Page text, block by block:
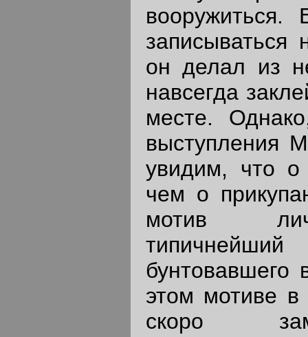
записываться
он делал из
навсегда
месте.
выступления
увидим, что
чем о
мотив
бунтовавшего
этом мотиве
скоро